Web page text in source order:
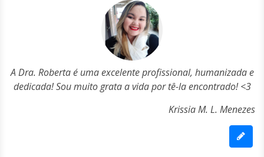
A Dra. Roberta é uma excelente profissional, humanizada e
dedicada! Sou muito grata a vida por tê-la encontrado! <3
Krissia M. L. Menezes